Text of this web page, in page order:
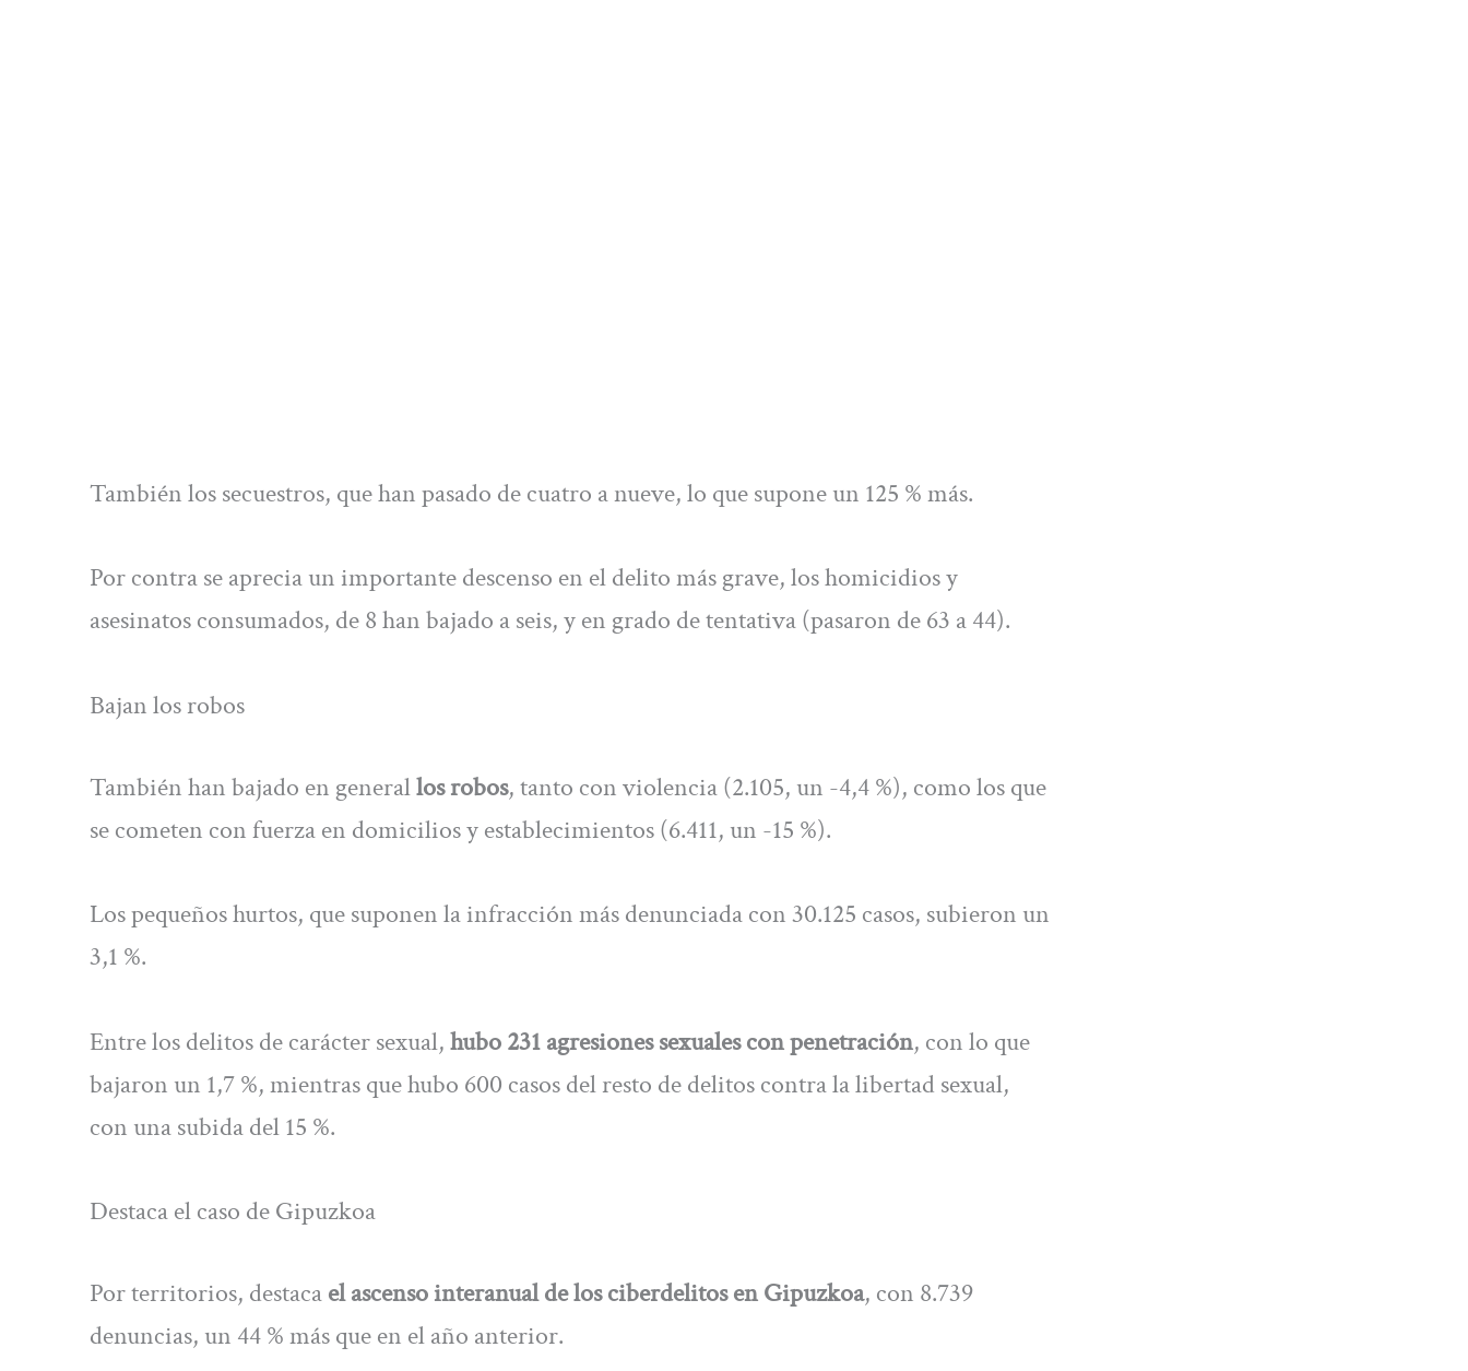
También los secuestros, que han pasado de cuatro a nueve, lo que supone un 125 % más.
Por contra se aprecia un importante descenso en el delito más grave, los homicidios y
asesinatos consumados, de 8 han bajado a seis, y en grado de tentativa (pasaron de 63 a 44).
Bajan los robos
También han bajado en generallos robos, tanto con violencia (2.105, un -4,4 %), como los que
se cometen con fuerza en domicilios y establecimientos (6.411, un -15 %).
Los pequeños hurtos, que suponen la infracción más denunciada con 30.125 casos, subieron un
3,1 %.
Entre los delitos de carácter sexual,hubo 231 agresiones sexuales con penetración, con lo que
bajaron un 1,7 %, mientras que hubo 600 casos del resto de delitos contra la libertad sexual,
con una subida del 15 %.
Destaca el caso de Gipuzkoa
Por territorios, destacael ascenso interanual de los ciberdelitos en Gipuzkoa, con 8.739
denuncias, un 44 % más que en el año anterior.